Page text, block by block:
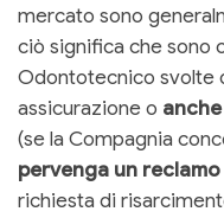
mercato sono
ciò significa che sono
Odontotecnico svolte
assicurazione o
(se la Compagnia
pervenga un reclamo
richiesta di